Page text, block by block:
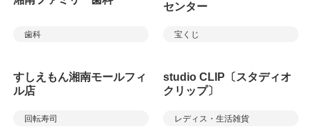
歯科
センター
宝くじ
すしえもん湘南モールフィ
ル店
回転寿司
studio CLIP〔スタディオ
クリップ〕
レディス・生活雑貨